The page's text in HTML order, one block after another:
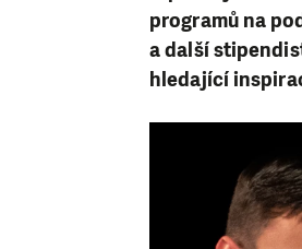
programů na
a další
hledající